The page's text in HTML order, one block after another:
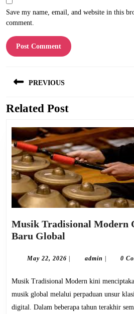
Save my name, email, and website in this
comment.
navigation
PREVIOUS
Previous
Related Post
Musik Tradisional Modern
Baru Global
Modern
Tren
Baru
Global
May 22, 2026 May
admin admin 0
Musik Tradisional Modern kini menciptakan tren baru dalam industri
musik global melalui perpaduan unsur
digital. Dalam beberapa tahun terakhir